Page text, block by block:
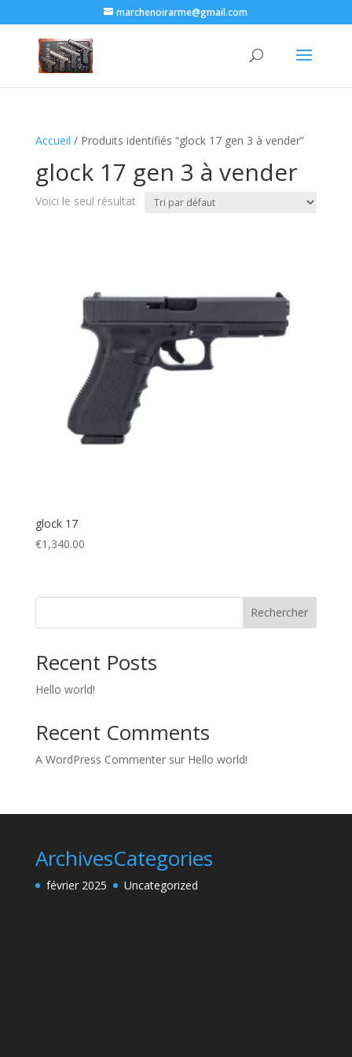
marchenoirarme@gmail.com
Accueil / Produits identifiés “glock 17 gen 3 à vender”
glock 17 gen 3 à vender
Voici le seul résultat
glock 17
€1,340.00
Rechercher
Recent Posts
Hello world!
Recent Comments
A WordPress Commentersur Hello world!
Archives
février 2025
Categories
Uncategorized